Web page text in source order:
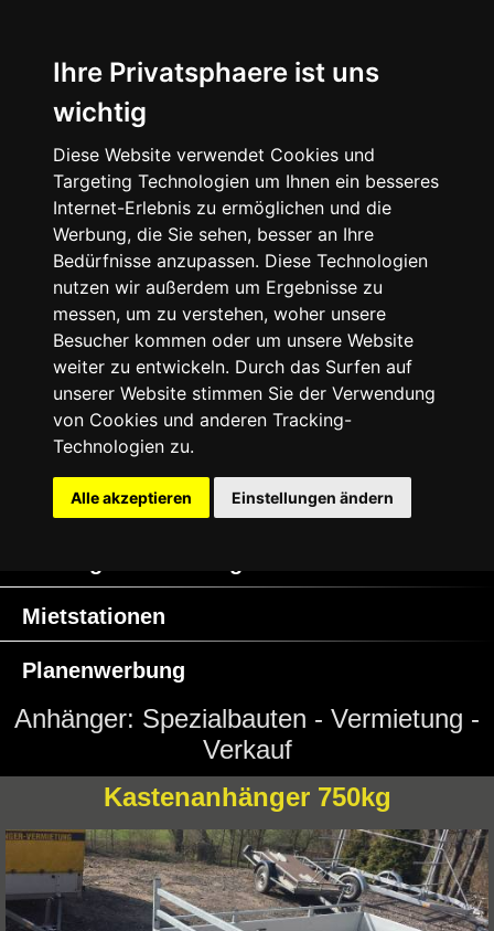
Ihre Privatsphaere ist uns
wichtig
Diese Website verwendet Cookies und
Targeting Technologien um Ihnen ein besseres
Internet-Erlebnis zu ermöglichen und die
Werbung, die Sie sehen, besser an Ihre
Bedürfnisse anzupassen. Diese Technologien
nutzen wir außerdem um Ergebnisse zu
messen, um zu verstehen, woher unsere
Besucher kommen oder um unsere Website
weiter zu entwickeln. Durch das Surfen auf
unserer Website stimmen Sie der Verwendung
von Cookies und anderen Tracking-
Technologien zu.
Alle akzeptieren Einstellungen ändern
Anhänger: Spezialbauten - Vermietung -
Verkauf
Kastenanhänger 750kg
Startseite
Anhänger
Camping-Koffer Ausbauten
Anhänger nach Gewicht
Anhänger nach Hersteller
Sonderausbauten
Ersatzteile / Zubehör
Mietstationen
Planenwerbung
Impressum
Kontakt
Datenschutz